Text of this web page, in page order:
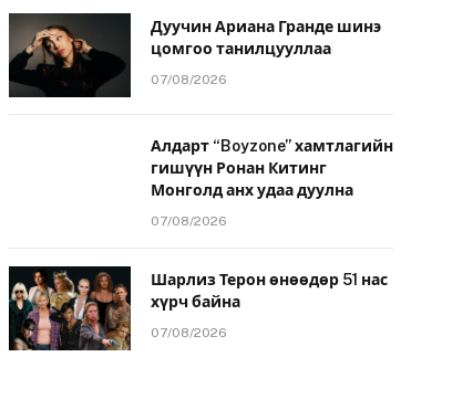
Дуучин Ариана Гранде шинэ
цомгоо танилцууллаа
07/08/2026
Алдарт “Boyzone” хамтлагийн
гишүүн Ронан Китинг
Монголд анх удаа дуулна
07/08/2026
Шарлиз Терон өнөөдөр 51 нас
хүрч байна
07/08/2026